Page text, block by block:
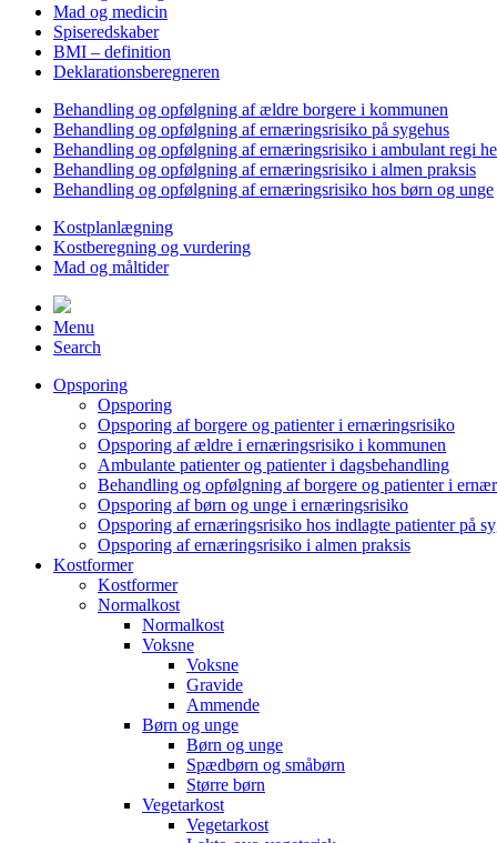
Mad og medicin
Spiseredskaber
BMI – definition
Deklarationsberegneren
Behandling og opfølgning af ældre borgere i kommunen
Behandling og opfølgning af ernæringsrisiko på sygehus
Behandling og opfølgning af ernæringsrisiko i ambulant regi
Behandling og opfølgning af ernæringsrisiko i almen praksis
Behandling og opfølgning af ernæringsrisiko hos børn og unge
Kostplanlægning
Kostberegning og vurdering
Mad og måltider
Menu
Search
Opsporing
Opsporing
Opsporing af borgere og patienter i ernæringsrisiko
Opsporing af ældre i ernæringsrisiko i kommunen
Ambulante patienter og patienter i dagsbehandling
Behandling og opfølgning af borgere og patienter i
Opsporing af børn og unge i ernæringsrisiko
Opsporing af ernæringsrisiko hos indlagte patienter på
Opsporing af ernæringsrisiko i almen praksis
Kostformer
Kostformer
Normalkost
Normalkost
Voksne
Voksne
Gravide
Ammende
Børn og unge
Børn og unge
Spædbørn og småbørn
Større børn
Vegetarkost
Vegetarkost